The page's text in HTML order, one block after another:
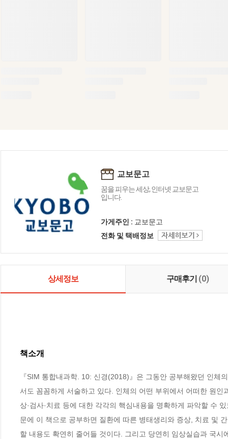
교보문고
꿈을 피우는 세상, 인터넷 교보문고
입니다.
가게주인 : 교보문고
전화 및 택배정보
상세정보 구매후기 (0)
책소개
『SIM 통합내과학. 10: 신경(2018)』은 그동안 공부해왔던 인
서도 꼼꼼하게 서술하고 있다. 인체의 어떤 부위에서 어떠한 원
상·검사·치료 등에 대한 각각의 핵심내용을 명확하게 파악할 수
문에 이 책으로 공부하면 질환에 따른 병태생리와 증상, 치료 및
할 내용도 확연히 줄어들 것이다. 그리고 당연히 임상실습과 국시